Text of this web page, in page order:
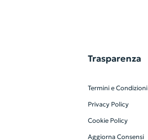
Trasparenza
Termini e Condizioni
Privacy Policy
Cookie Policy
Aggiorna Consensi